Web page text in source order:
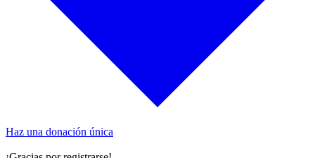
Haz una donación única